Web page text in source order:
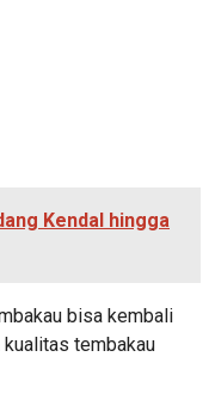
Kendal hingga
bisa kembali
tembakau